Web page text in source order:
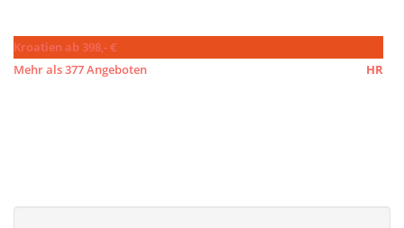
Kroatien ab 398,- €
HR
Mehr als 377 Angeboten